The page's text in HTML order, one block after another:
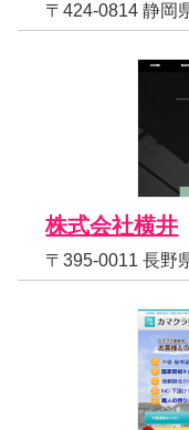
〒424-0814 静岡
株式会社横井
〒395-0011 長野